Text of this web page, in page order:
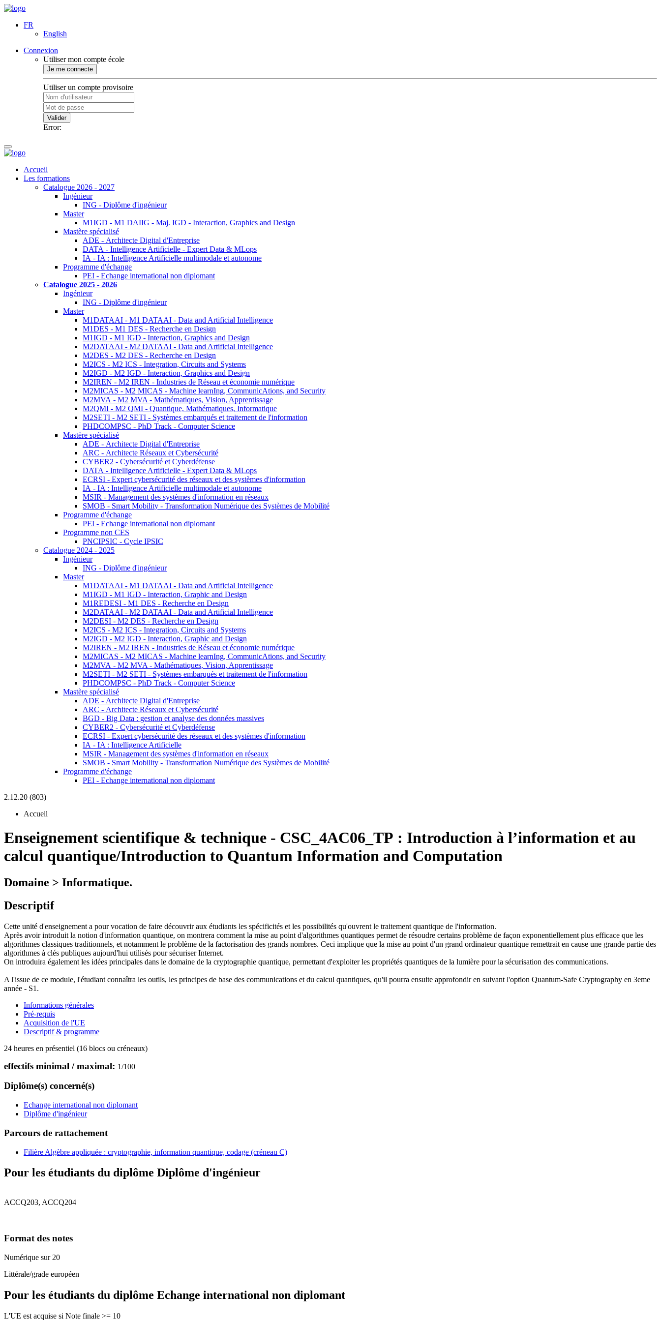
FR
English
Connexion
Utiliser mon compte école
Je me connecte
Utiliser un compte provisoire
Valider
Error:
Accueil
Les formations
Catalogue 2026 - 2027
Ingénieur
ING - Diplôme d'ingénieur
Master
M1IGD - M1 DAIIG - Maj. IGD - Interaction, Graphics and Design
Mastère spécialisé
ADE - Architecte Digital d'Entreprise
DATA - Intelligence Artificielle - Expert Data & MLops
IA - IA : Intelligence Artificielle multimodale et autonome
Programme d'échange
PEI - Echange international non diplomant
Catalogue 2025 - 2026
Ingénieur
ING - Diplôme d'ingénieur
Master
M1DATAAI - M1 DATAAI - Data and Artificial Intelligence
M1DES - M1 DES - Recherche en Design
M1IGD - M1 IGD - Interaction, Graphics and Design
M2DATAAI - M2 DATAAI - Data and Artificial Intelligence
M2DES - M2 DES - Recherche en Design
M2ICS - M2 ICS - Integration, Circuits and Systems
M2IGD - M2 IGD - Interaction, Graphics and Design
M2IREN - M2 IREN - Industries de Réseau et économie numérique
M2MICAS - M2 MICAS - Machine learnIng, CommunicAtions, and Security
M2MVA - M2 MVA - Mathématiques, Vision, Apprentissage
M2QMI - M2 QMI - Quantique, Mathématiques, Informatique
M2SETI - M2 SETI - Systèmes embarqués et traitement de l'information
PHDCOMPSC - PhD Track - Computer Science
Mastère spécialisé
ADE - Architecte Digital d'Entreprise
ARC - Architecte Réseaux et Cybersécurité
CYBER2 - Cybersécurité et Cyberdéfense
DATA - Intelligence Artificielle - Expert Data & MLops
ECRSI - Expert cybersécurité des réseaux et des systèmes d'information
IA - IA : Intelligence Artificielle multimodale et autonome
MSIR - Management des systèmes d'information en réseaux
SMOB - Smart Mobility - Transformation Numérique des Systèmes de Mobilité
Programme d'échange
PEI - Echange international non diplomant
Programme non CES
PNCIPSIC - Cycle IPSIC
Catalogue 2024 - 2025
Ingénieur
ING - Diplôme d'ingénieur
Master
M1DATAAI - M1 DATAAI - Data and Artificial Intelligence
M1IGD - M1 IGD - Interaction, Graphic and Design
M1REDESI - M1 DES - Recherche en Design
M2DATAAI - M2 DATAAI - Data and Artificial Intelligence
M2DESI - M2 DES - Recherche en Design
M2ICS - M2 ICS - Integration, Circuits and Systems
M2IGD - M2 IGD - Interaction, Graphic and Design
M2IREN - M2 IREN - Industries de Réseau et économie numérique
M2MICAS - M2 MICAS - Machine learnIng, CommunicAtions, and Security
M2MVA - M2 MVA - Mathématiques, Vision, Apprentissage
M2SETI - M2 SETI - Systèmes embarqués et traitement de l'information
PHDCOMPSC - PhD Track - Computer Science
Mastère spécialisé
ADE - Architecte Digital d'Entreprise
ARC - Architecte Réseaux et Cybersécurité
BGD - Big Data : gestion et analyse des données massives
CYBER2 - Cybersécurité et Cyberdéfense
ECRSI - Expert cybersécurité des réseaux et des systèmes d'information
IA - IA : Intelligence Artificielle
MSIR - Management des systèmes d'information en réseaux
SMOB - Smart Mobility - Transformation Numérique des Systèmes de Mobilité
Programme d'échange
PEI - Echange international non diplomant
2.12.20 (803)
Accueil
Enseignement scientifique & technique - CSC_4AC06_TP : Introduction à l’information et au
calcul quantique/Introduction to Quantum Information and Computation
Domaine > Informatique.
Descriptif
Cette unité d'enseignement a pour vocation de faire découvrir aux étudiants les spécificités et les possibilités qu'ouvrent le traitement quantique de l'information.
Après avoir introduit la notion d'information quantique, on montrera comment la mise au point d'algorithmes quantiques permet de résoudre certains problème de façon exponentiellement plus efficace que les
algorithmes classiques traditionnels, et notamment le problème de la factorisation des grands nombres. Ceci implique que la mise au point d'un grand ordinateur quantique remettrait en cause une grande partie des
algorithmes à clés publiques aujourd'hui utilisés pour sécuriser Internet.
On introduira également les idées principales dans le domaine de la cryptographie quantique, permettant d'exploiter les propriétés quantiques de la lumière pour la sécurisation des communications.
A l'issue de ce module, l'étudiant connaîtra les outils, les principes de base des communications et du calcul quantiques, qu'il pourra ensuite approfondir en suivant l'option Quantum-Safe Cryptography en 3eme
année - S1.
Informations générales
Pré-requis
Acquisition de l'UE
Descriptif & programme
24 heures en présentiel (16 blocs ou créneaux)
effectifs minimal / maximal: 1/100
Diplôme(s) concerné(s)
Echange international non diplomant
Diplôme d'ingénieur
Parcours de rattachement
Filière Algèbre appliquée : cryptographie, information quantique, codage (créneau C)
Pour les étudiants du diplôme Diplôme d'ingénieur
ACCQ203, ACCQ204
Format des notes
Numérique sur 20
Littérale/grade européen
Pour les étudiants du diplôme Echange international non diplomant
L'UE est acquise si Note finale >= 10